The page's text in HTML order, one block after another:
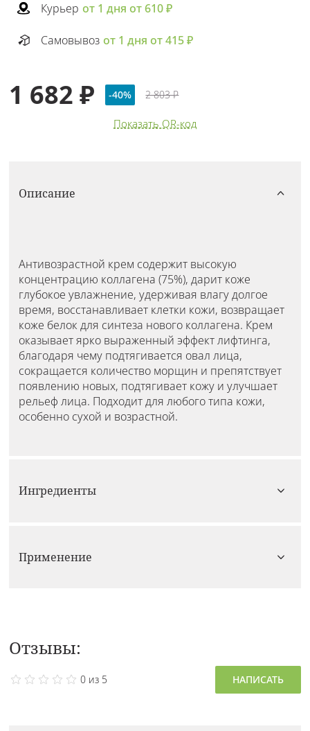
Курьер от 1 дня от 610 ₽
Самовывоз от 1 дня от 415 ₽
1 682 ₽ -40% 2 803 ₽
Показать QR-код
Описание
Антивозрастной крем содержит высокую
концентрацию коллагена (75%), дарит коже
глубокое увлажнение, удерживая влагу долгое
время, восстанавливает клетки кожи, возвращает
коже белок для синтеза нового коллагена. Крем
оказывает ярко выраженный эффект лифтинга,
благодаря чему подтягивается овал лица,
сокращается количество морщин и препятствует
появлению новых, подтягивает кожу и улучшает
рельеф лица. Подходит для любого типа кожи,
особенно сухой и возрастной.
Ингредиенты
Применение
Отзывы:
0 из 5 НАПИСАТЬ